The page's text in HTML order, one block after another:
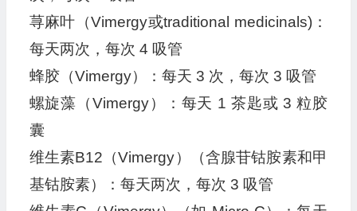
荨麻叶（Vimergy或traditional medicinals)：
每天两次，每次 4 吸管
蜂胶（Vimergy）：每天 3 次，每次 3 吸管
螺旋藻（Vimergy）：每天 1 茶匙或 3 粒胶
囊
维生素B12（Vimergy）（含腺苷钴胺素和甲
基钴胺素）：每天两次，每次 3 吸管